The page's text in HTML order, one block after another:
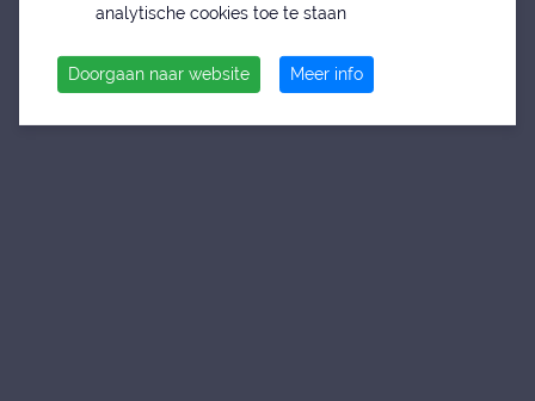
analytische cookies toe te staan
Doorgaan naar website Meer info